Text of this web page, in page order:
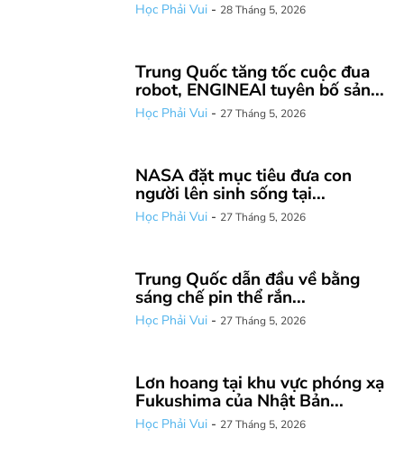
Học Phải Vui - 28 Tháng 5, 2026
Trung Quốc tăng tốc cuộc đua
robot, ENGINEAI tuyên bố sản...
Học Phải Vui - 27 Tháng 5, 2026
NASA đặt mục tiêu đưa con
người lên sinh sống tại...
Học Phải Vui - 27 Tháng 5, 2026
Trung Quốc dẫn đầu về bằng
sáng chế pin thể rắn...
Học Phải Vui - 27 Tháng 5, 2026
Lơn hoang tại khu vực phóng xạ
Fukushima của Nhật Bản...
Học Phải Vui - 27 Tháng 5, 2026